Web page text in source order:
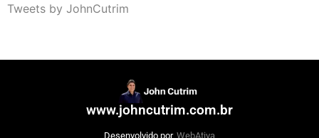
Tweets by JohnCutrim
www.johncutrim.com.br
Desenvolvido por WebAtiva